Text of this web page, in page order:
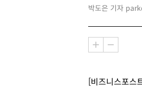
박도은 기자
[비즈니스포스